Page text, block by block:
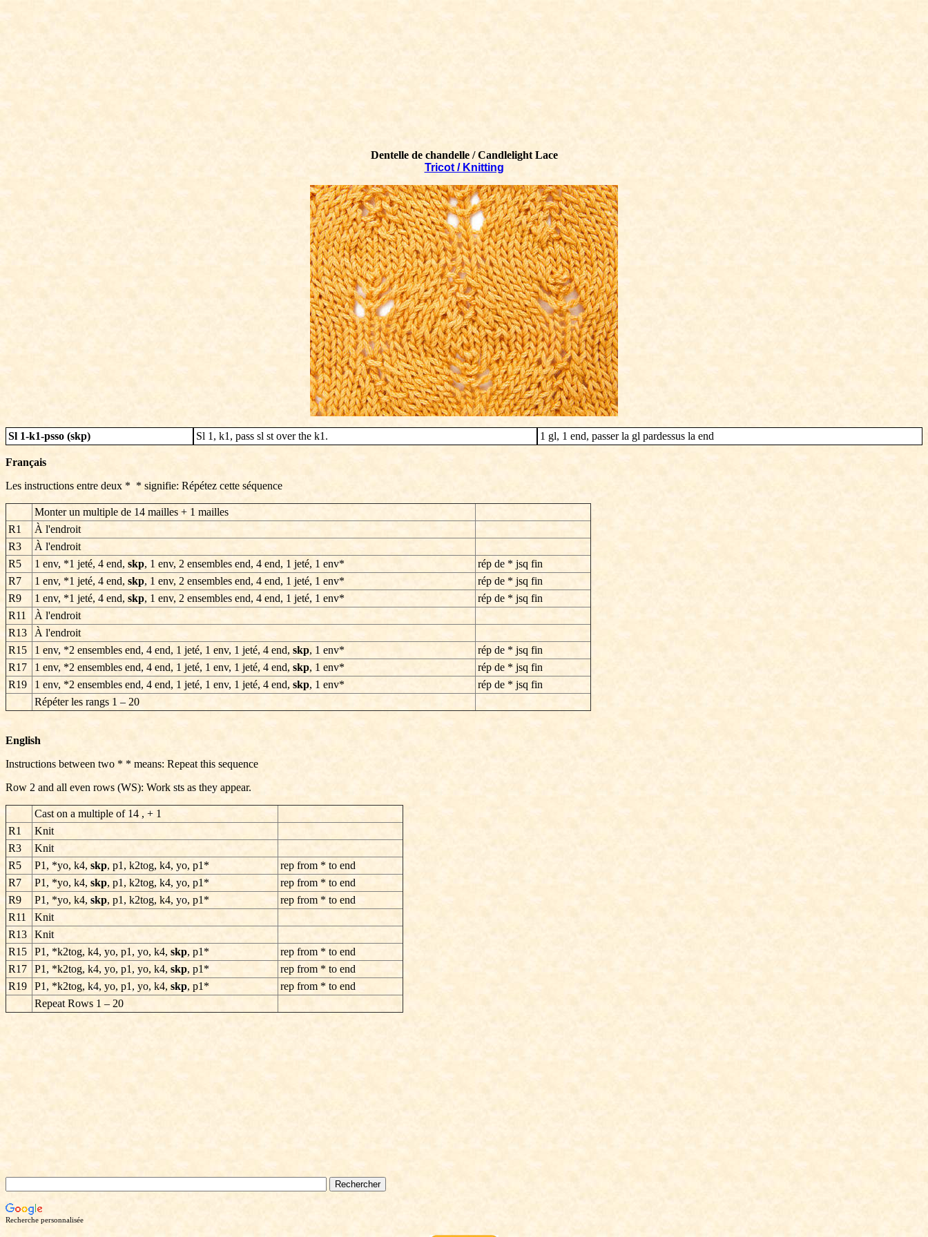
Dentelle de chandelle / Candlelight Lace
Tricot / Knitting
Sl 1-k1-psso (skp) Sl 1, k1, pass sl st over the k1. 1 gl, 1 end, passer la gl pardessus la end
Français
Les instructions entre deux * * signifie: Répétez cette séquence
Monter un multiple de 14 mailles + 1 mailles
R1
À l'endroit
R3
À l'endroit
R5
1 env, *1 jeté, 4 end, skp, 1 env, 2 ensembles end, 4 end, 1 jeté, 1 env*
rép de * jsq fin
R7
1 env, *1 jeté, 4 end, skp, 1 env, 2 ensembles end, 4 end, 1 jeté, 1 env*
rép de * jsq fin
R9
1 env, *1 jeté, 4 end, skp, 1 env, 2 ensembles end, 4 end, 1 jeté, 1 env*
rép de * jsq fin
R11
À l'endroit
R13
À l'endroit
R15
1 env, *2 ensembles end, 4 end, 1 jeté, 1 env, 1 jeté, 4 end, skp, 1 env*
rép de * jsq fin
R17
1 env, *2 ensembles end, 4 end, 1 jeté, 1 env, 1 jeté, 4 end, skp, 1 env*
rép de * jsq fin
R19
1 env, *2 ensembles end, 4 end, 1 jeté, 1 env, 1 jeté, 4 end, skp, 1 env*
rép de * jsq fin
Répéter les rangs 1 – 20
English
Instructions between two * * means: Repeat this sequence
Row 2 and all even rows (WS): Work sts as they appear.
Cast on a multiple of 14 , + 1
R1
Knit
R3
Knit
R5
P1, *yo, k4, skp, p1, k2tog, k4, yo, p1*
rep from * to end
R7
P1, *yo, k4, skp, p1, k2tog, k4, yo, p1*
rep from * to end
R9
P1, *yo, k4, skp, p1, k2tog, k4, yo, p1*
rep from * to end
R11
Knit
R13
Knit
R15
P1, *k2tog, k4, yo, p1, yo, k4, skp, p1*
rep from * to end
R17
P1, *k2tog, k4, yo, p1, yo, k4, skp, p1*
rep from * to end
R19
P1, *k2tog, k4, yo, p1, yo, k4, skp, p1*
rep from * to end
Repeat Rows 1 – 20
Recherche personnalisée